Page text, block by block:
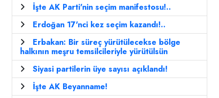
İşte AK Parti'nin seçim manifestosu!..
Erdoğan 17'nci kez seçim kazandı!..
Erbakan: Bir süreç yürütülecekse bölge
halkının meşru temsilcileriyle yürütülsün
Siyasi partilerin üye sayısı açıklandı!
İşte AK Beyanname!